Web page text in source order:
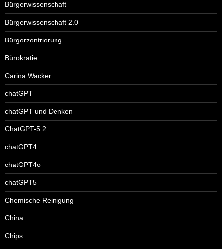
Bürgerwissenschaft
Bürgerwissenschaft 2.0
Bürgerzentrierung
Bürokratie
Carina Wacker
chatGPT
chatGPT und Denken
ChatGPT-5.2
chatGPT4
chatGPT4o
chatGPT5
Chemische Reinigung
China
Chips